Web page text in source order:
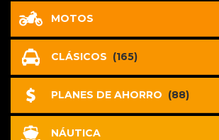
MOTOS
CLÁSICOS (165)
PLANES DE AHORRO (88)
NÁUTICA